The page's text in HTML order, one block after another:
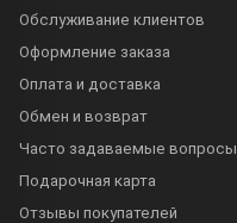
Обслуживание клиентов
Оформление заказа
Оплата и доставка
Обмен и возврат
Часто задаваемые вопросы
Подарочная карта
Отзывы покупателей